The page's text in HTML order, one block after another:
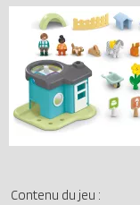
Contenu du jeu :